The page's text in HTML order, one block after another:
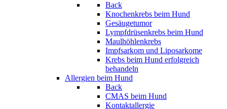
Back
Knochenkrebs beim Hund
Gesäugetumor
Lympfdrüsenkrebs beim Hund
Maulhöhlenkrebs
Impfsarkom und Liposarkome
Krebs beim Hund erfolgreich
behandeln
Allergien beim Hund
Back
CMAS beim Hund
Kontaktallergie